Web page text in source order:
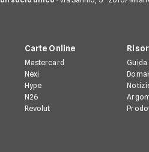
Carte Online
Mastercard
Nexi
Hype
N26
Revolut
Guida